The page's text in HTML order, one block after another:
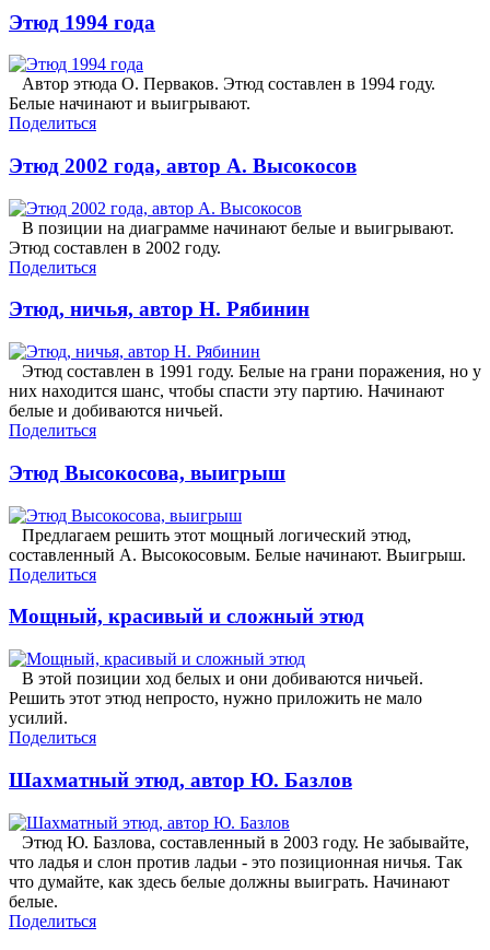
Этюд 1994 года
Автор этюда О. Перваков. Этюд составлен в 1994 году.
Белые начинают и выигрывают.
Поделиться
Этюд 2002 года, автор А. Высокосов
В позиции на диаграмме начинают белые и выигрывают.
Этюд составлен в 2002 году.
Поделиться
Этюд, ничья, автор Н. Рябинин
Этюд составлен в 1991 году. Белые на грани поражения, но у
них находится шанс, чтобы спасти эту партию. Начинают
белые и добиваются ничьей.
Поделиться
Этюд Высокосова, выигрыш
Предлагаем решить этот мощный логический этюд,
составленный А. Высокосовым. Белые начинают. Выигрыш.
Поделиться
Мощный, красивый и сложный этюд
В этой позиции ход белых и они добиваются ничьей.
Решить этот этюд непросто, нужно приложить не мало
усилий.
Поделиться
Шахматный этюд, автор Ю. Базлов
Этюд Ю. Базлова, составленный в 2003 году. Не забывайте,
что ладья и слон против ладьи - это позиционная ничья. Так
что думайте, как здесь белые должны выиграть. Начинают
белые.
Поделиться